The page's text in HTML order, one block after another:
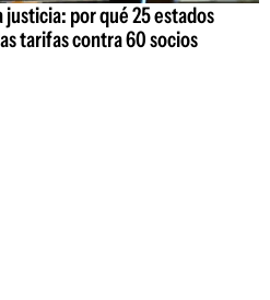
justicia: por qué 25 estados
tarifas contra 60 socios